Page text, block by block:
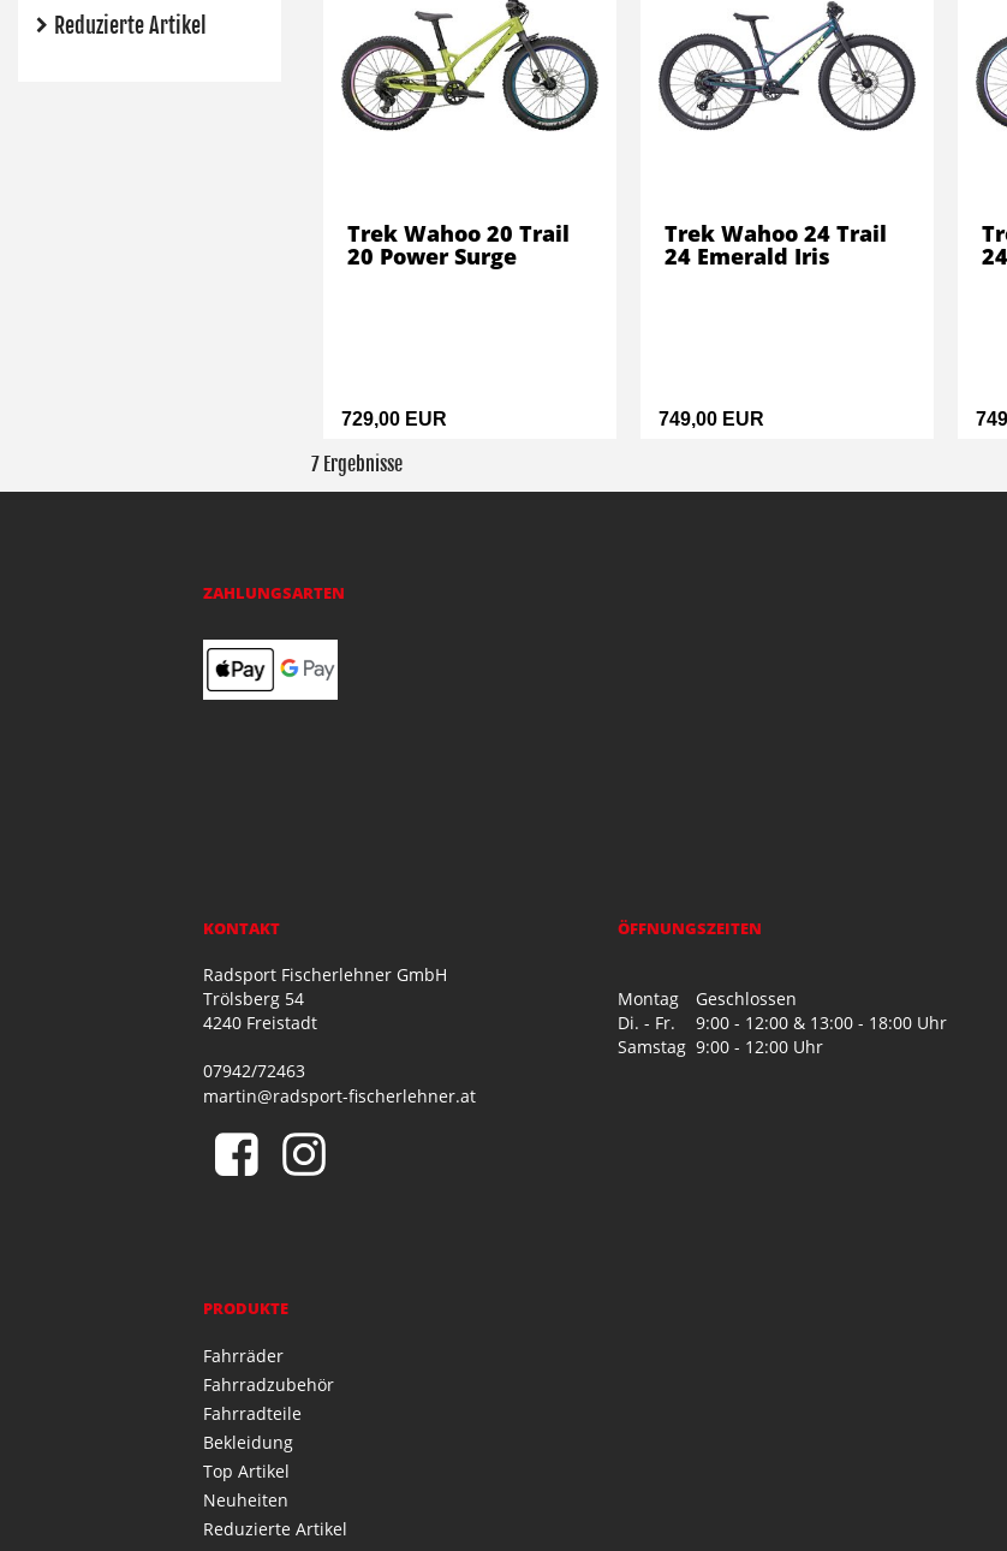
Reduzierte Artikel
729,00 EUR
Trek Wahoo 20 Trail
20 Power Surge
749,00 EUR
Trek Wahoo 24 Trail
24 Emerald Iris
7 Ergebnisse
ZAHLUNGSARTEN
KONTAKT
Radsport Fischerlehner GmbH
Trölsberg 54
4240 Freistadt
07942/72463
martin@radsport-fischerlehner.at
ÖFFNUNGSZEITEN
Montag
Geschlossen
Di. - Fr.
9:00 - 12:00 & 13:00 - 18:00 Uhr
Samstag9:00 - 12:00 Uhr
PRODUKTE
Fahrräder
Fahrradzubehör
Fahrradteile
Bekleidung
Top Artikel
Neuheiten
Reduzierte Artikel